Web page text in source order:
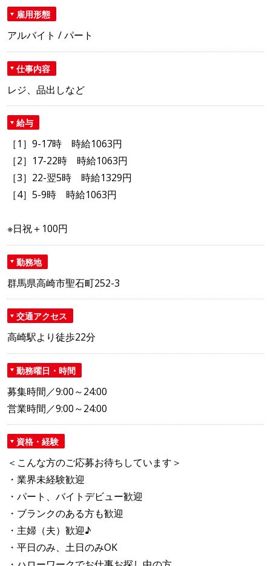
雇用形態
アルバイト / パート
仕事内容
レジ、品出しなど
給与
［1］9-17時 時給1063円
［2］17-22時 時給1063円
［3］22-翌5時 時給1329円
［4］5-9時 時給1063円
※日祝＋100円
勤務地
群馬県高崎市聖石町252-3
交通アクセス
高崎駅より徒歩22分
勤務曜日・時間
募集時間／9:00～24:00
営業時間／9:00～24:00
資格・経験
＜こんな方のご応募お待ちしています＞
・業界未経験歓迎
・パート、バイトデビュー歓迎
・ブランクのある方も歓迎
・主婦（夫）歓迎♪
・平日のみ、土日のみOK